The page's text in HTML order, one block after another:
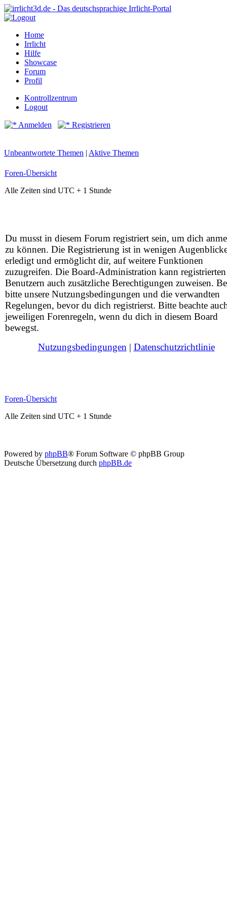
Home
Irrlicht
Hilfe
Showcase
Forum
Profil
Kontrollzentrum
Logout
Anmelden Registrieren
Unbeantwortete Themen | Aktive Themen
Foren-Übersicht
Alle Zeiten sind UTC + 1 Stunde
Du musst in diesem Forum registriert sein, um dich
zu können. Die Registrierung ist in wenigen
erledigt und ermöglicht dir, auf weitere Funktionen
zuzugreifen. Die Board-Administration kann registrierten
Benutzern auch zusätzliche Berechtigungen zuweisen.
bitte unsere Nutzungsbedingungen und die verwandten
Regelungen, bevor du dich registrierst. Bitte beachte
jeweiligen Forenregeln, wenn du dich in diesem Board
bewegst.
Nutzungsbedingungen | Datenschutzrichtlinie
Foren-Übersicht
Alle Zeiten sind UTC + 1 Stunde
Powered by phpBB® Forum Software © phpBB Group
Deutsche Übersetzung durch phpBB.de